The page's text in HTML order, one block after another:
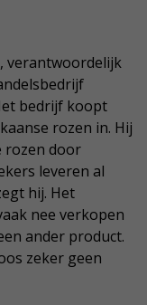
verantwoordelijk
bedrijf koopt
rozen in. Hij
rozen door
leveren al
hij. Het
nee verkopen
ander product.
zeker geen